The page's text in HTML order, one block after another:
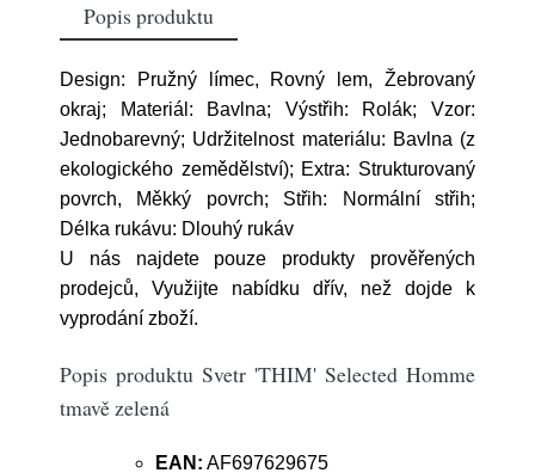
Popis produktu
Design: Pružný límec, Rovný lem, Žebrovaný
okraj; Materiál: Bavlna; Výstřih: Rolák; Vzor:
Jednobarevný; Udržitelnost materiálu: Bavlna (z
ekologického zemědělství); Extra: Strukturovaný
povrch, Měkký povrch; Střih: Normální střih;
Délka rukávu: Dlouhý rukáv
U nás najdete pouze produkty prověřených
prodejců, Využijte nabídku dřív, než dojde k
vyprodání zboží.
Popis produktu Svetr 'THIM' Selected Homme
tmavě zelená
EAN: AF697629675